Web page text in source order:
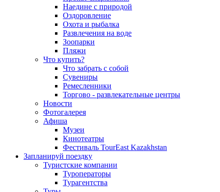
Наедине с природой
Оздоровление
Охота и рыбалка
Развлечения на воде
Зоопарки
Пляжи
Что купить?
Что забрать с собой
Сувениры
Ремесленники
Торгово - развлекательные центры
Новости
Фотогалерея
Афиша
Музеи
Кинотеатры
Фестиваль TourEast Kazakhstan
Запланируй поездку
Туристские компании
Туроператоры
Турагентства